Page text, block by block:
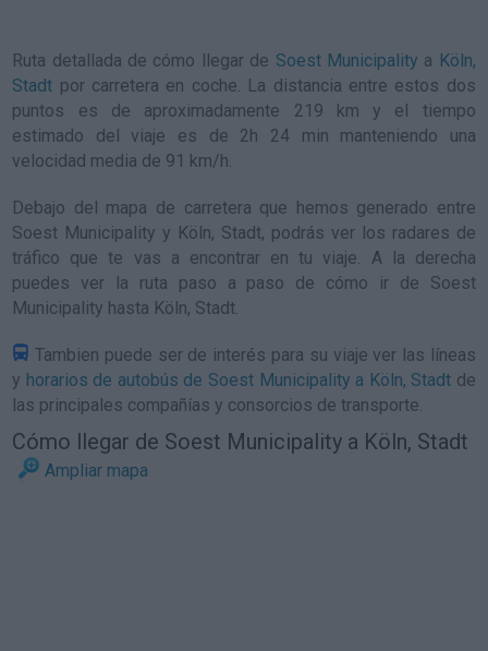
Ruta detallada de cómo llegar de Soest Municipality a Köln,
Stadt por carretera en coche. La distancia entre estos dos
puntos es de aproximadamente 219 km y el tiempo
estimado del viaje es de 2h 24 min manteniendo una
velocidad media de 91 km/h.
Debajo del mapa de carretera que hemos generado entre
Soest Municipality y Köln, Stadt, podrás ver los radares de
tráfico que te vas a encontrar en tu viaje. A la derecha
puedes ver la ruta paso a paso de cómo ir de Soest
Municipality hasta Köln, Stadt.
Tambien puede ser de interés para su viaje ver las líneas
y horarios de autobús de Soest Municipality a Köln, Stadt de
las principales compañías y consorcios de transporte.
Cómo llegar de Soest Municipality a Köln, Stadt
Ampliar mapa